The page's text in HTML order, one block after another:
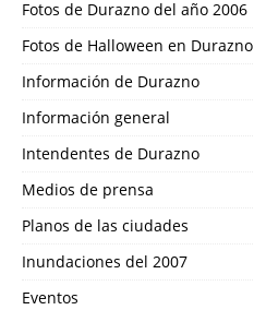
Fotos de Durazno del año 2006
Fotos de Halloween en Durazno
Información de Durazno
Información general
Intendentes de Durazno
Medios de prensa
Planos de las ciudades
Inundaciones del 2007
Eventos